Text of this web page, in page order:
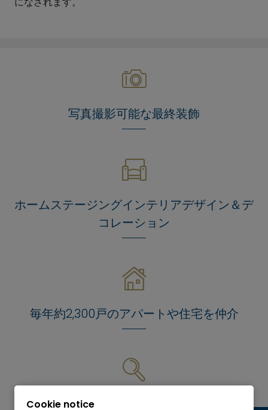
写真撮影可能な最終装飾
ホームステージングインテリアデザイン＆デ
コレーション
毎年約2,300戸のアパートや住宅を仲介
検査、分析、評価
Cookie notice